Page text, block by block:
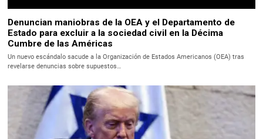
Denuncian maniobras de la OEA y el Departamento de
Estado para excluir a la sociedad civil en la Décima
Cumbre de las Américas
Un nuevo escándalo sacude a la Organización de Estados Americanos (OEA) tras
revelarse denuncias sobre supuestos…